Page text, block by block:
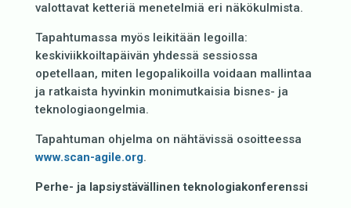
valottavat ketteriä menetelmiä eri näkökulmista.
Tapahtumassa myös leikitään legoilla:
keskiviikkoiltapäivän yhdessä sessiossa
opetellaan, miten legopalikoilla voidaan mallintaa
ja ratkaista hyvinkin monimutkaisia bisnes- ja
teknologiaongelmia.
Tapahtuman ohjelma on nähtävissä osoitteessa
www.scan-agile.org.
Perhe- ja lapsiystävällinen teknologiakonferenssi